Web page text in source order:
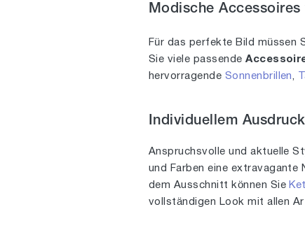
Modische
Für das perfekte Bild müssen
Sie viele passende
hervorragende Sonnenbrillen,
Individuellem
Anspruchsvolle und aktuelle
und Farben eine extravagante
dem Ausschnitt können Sie
vollständigen Look mit allen